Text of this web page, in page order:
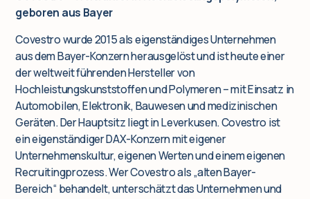
geboren aus Bayer
Covestro wurde 2015 als eigenständiges Unternehmen
aus dem Bayer-Konzern herausgelöst und ist heute einer
der weltweit führenden Hersteller von
Hochleistungskunststoffen und Polymeren – mit Einsatz in
Automobilen, Elektronik, Bauwesen und medizinischen
Geräten. Der Hauptsitz liegt in Leverkusen. Covestro ist
ein eigenständiger DAX-Konzern mit eigener
Unternehmenskultur, eigenen Werten und einem eigenen
Recruitingprozess. Wer Covestro als „alten Bayer-
Bereich“ behandelt, unterschätzt das Unternehmen und